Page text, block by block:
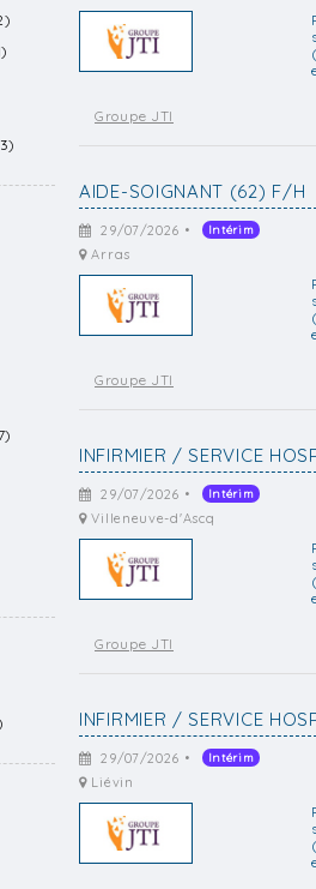
Groupe JTI
AIDE-SOIGNANT (62) F/H
29/07/2026 • Intérim
Arras
Groupe JTI
INFIRMIER / SERVICE
29/07/2026 • Intérim
Villeneuve-d'Ascq
Groupe JTI
INFIRMIER / SERVICE
29/07/2026 • Intérim
Liévin